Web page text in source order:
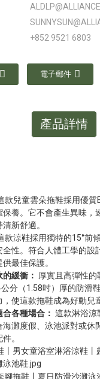
+852 9521 6803
電子郵件
產品詳情
款兒童雲朵拖鞋採用優質
保養。它不會產生異味，
新舒適。
款涼鞋採用獨特的15°前
全性。符合人體工學的設
最佳保護。
緩衝：
厚實且高彈性
分（1.58吋）厚的防滑
，使這款拖鞋成為好動兒
各種場合： 這款淋浴涼
海灘度假、泳池派對或休
。